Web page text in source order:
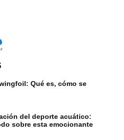
Qué es, cómo se
del deporte acuático:
sobre esta emocionante